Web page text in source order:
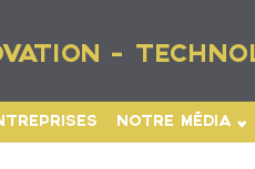
-
NOTRE MÉDIA